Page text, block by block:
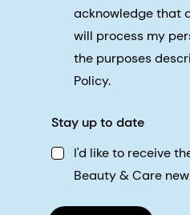
acknowledge that
will process my
the purposes
Policy.
Stay up to date
I'd like to receive
Beauty & Care